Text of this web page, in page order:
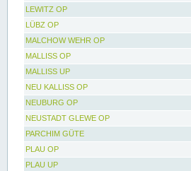
LEWITZ OP
LÜBZ OP
MALCHOW WEHR OP
MALLISS OP
MALLISS UP
NEU KALLISS OP
NEUBURG OP
NEUSTADT GLEWE OP
PARCHIM GÜTE
PLAU OP
PLAU UP